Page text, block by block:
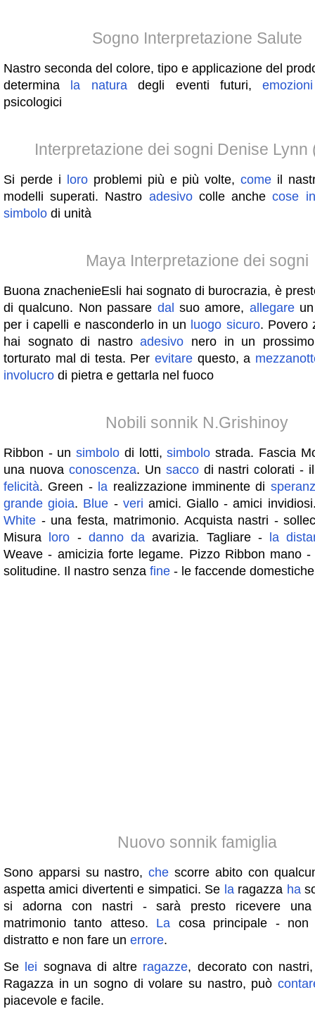
Sogno Interpretazione Salute
Nastro seconda del colore, tipo e applicazione del
determina
la naturadegli eventi futuri,emozioni
psicologici
Interpretazione dei sogni Denise Lynn
Si perde i loroproblemi più e più volte,come il
modelli superati. Nastro adesivocolle anchecose
simbolo di unità
Maya Interpretazione dei sogni
Buona znachenieEsli hai sognato di burocrazia, è
di qualcuno. Non passare dal suo amore, allegareun
per i capelli e nasconderlo in un luogo sicuro. Povero
hai sognato di nastroadesivo nero in un
torturato mal di testa. Per evitare questo, a
involucro di pietra e gettarla nel fuoco
Nobili sonnik N.Grishinoy
Ribbon - unsimbolo di lotti,simbolo strada. Fascia
una nuova conoscenza. Un saccodi nastri colorati -
felicità. Green - la realizzazione imminente di
grande gioia. Blue - veri amici. Giallo - amici
White - una festa, matrimonio. Acquista nastri -
Misura
loro - danno da avarizia. Tagliare - la
Weave - amicizia forte legame. Pizzo Ribbon mano
solitudine. Il nastro senza fine - le faccende
Nuovo sonnik famiglia
Sono apparsi su nastro,che scorre abito con
aspetta amici divertenti e simpatici. Se laragazza ha
si adorna con nastri - sarà presto ricevere
matrimonio tanto atteso. La cosa principale - non
distratto e non fare un errore.
Se lei sognava di altre ragazze, decorato con
Ragazza in un sogno di volare su nastro, può
piacevole e facile.